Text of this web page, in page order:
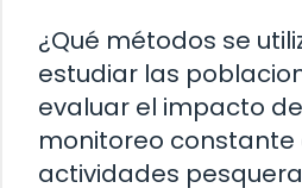
¿Qué métodos se
estudiar las
evaluar el impacto
monitoreo constante
actividades